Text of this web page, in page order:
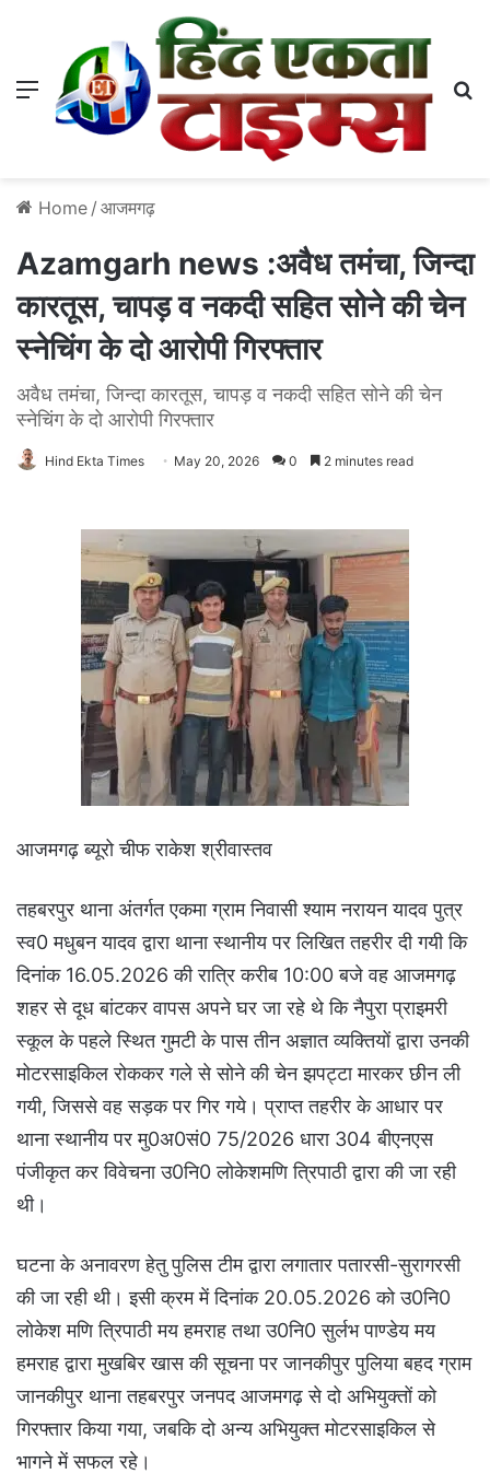
Menu
Home / आजमगढ़
Azamgarh news :अवैध तमंचा, जिन्दा
कारतूस, चापड़ व नकदी सहित सोने की चेन
स्नेचिंग के दो आरोपी गिरफ्तार
अवैध तमंचा, जिन्दा कारतूस, चापड़ व नकदी सहित सोने की चेन
स्नेचिंग के दो आरोपी गिरफ्तार
Hind Ekta Times May 20, 2026 0 2 minutes read
आजमगढ़ ब्यूरो चीफ राकेश श्रीवास्तव
तहबरपुर थाना अंतर्गत एकमा ग्राम निवासी श्याम नरायन यादव पुत्र
स्व0 मधुबन यादव द्वारा थाना स्थानीय पर लिखित तहरीर दी गयी कि
दिनांक 16.05.2026 की रात्रि करीब 10:00 बजे वह आजमगढ़
शहर से दूध बांटकर वापस अपने घर जा रहे थे कि नैपुरा प्राइमरी
स्कूल के पहले स्थित गुमटी के पास तीन अज्ञात व्यक्तियों द्वारा उनकी
मोटरसाइकिल रोककर गले से सोने की चेन झपट्टा मारकर छीन ली
गयी, जिससे वह सड़क पर गिर गये। प्राप्त तहरीर के आधार पर
थाना स्थानीय पर मु0अ0सं0 75/2026 धारा 304 बीएनएस
पंजीकृत कर विवेचना उ0नि0 लोकेशमणि त्रिपाठी द्वारा की जा रही
थी।
घटना के अनावरण हेतु पुलिस टीम द्वारा लगातार पतारसी-सुरागरसी
की जा रही थी। इसी क्रम में दिनांक 20.05.2026 को उ0नि0
लोकेश मणि त्रिपाठी मय हमराह तथा उ0नि0 सुर्लभ पाण्डेय मय
हमराह द्वारा मुखबिर खास की सूचना पर जानकीपुर पुलिया बहद ग्राम
जानकीपुर थाना तहबरपुर जनपद आजमगढ़ से दो अभियुक्तों को
गिरफ्तार किया गया, जबकि दो अन्य अभियुक्त मोटरसाइकिल से
भागने में सफल रहे।